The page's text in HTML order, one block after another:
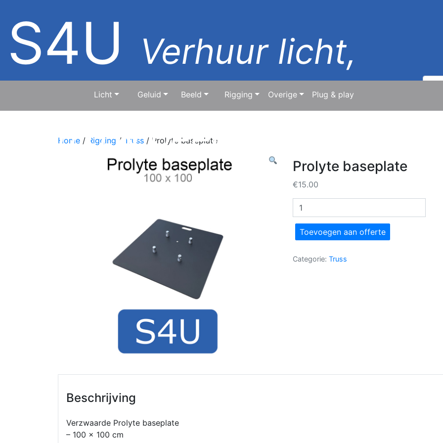
S4U Verhuur licht,
geluid & beeld
Licht Geluid Beeld Rigging Overige Plug & play
Home / Rigging / Truss / Prolyte baseplate
Prolyte baseplate
€15.00
Prolyte
baseplate
aantal
Toevoegen aan offerte
Categorie: Truss
Beschrijving
Verzwaarde Prolyte baseplate
– 100 x 100 cm